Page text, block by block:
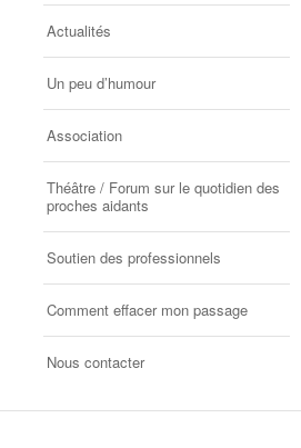
Actualités
Un peu d’humour
Association
Théâtre / Forum sur le quotidien des
proches aidants
Soutien des professionnels
Comment effacer mon passage
Nous contacter